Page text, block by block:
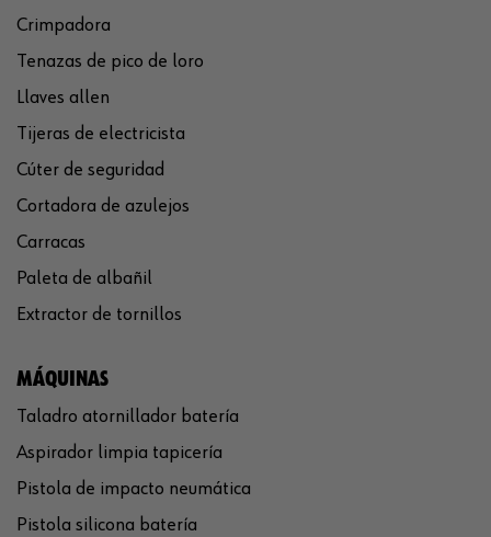
Crimpadora
Tenazas de pico de loro
Llaves allen
Tijeras de electricista
Cúter de seguridad
Cortadora de azulejos
Carracas
Paleta de albañil
Extractor de tornillos
MÁQUINAS
Taladro atornillador batería
Aspirador limpia tapicería
Pistola de impacto neumática
Pistola silicona batería